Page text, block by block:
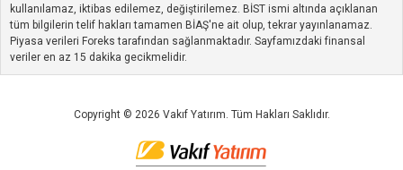
kullanılamaz, iktibas edilemez, değiştirilemez. BİST ismi altında açıklanan
tüm bilgilerin telif hakları tamamen BİAŞ'ne ait olup, tekrar yayınlanamaz.
Piyasa verileri Foreks tarafından sağlanmaktadır. Sayfamızdaki finansal
veriler en az 15 dakika gecikmelidir.
Copyright © 2026 Vakıf Yatırım. Tüm Hakları Saklıdır.